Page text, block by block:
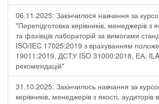
06.11.2025: Закінчилося навчання за
"Перепідготовка керівників, менеджерів з
та фахівців лабораторій за вимогами
ISO/IEC 17025:2019 з врахуванням
19011:2019, ДСТУ ISO 31000:2018, ЕА,
рекомендацій"
31.10.2025: Закінчилось навчання за
керівників, менеджерів з якості, аудиторів